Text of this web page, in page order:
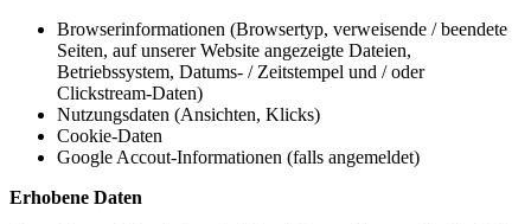
Browserinformationen (Browsertyp, verweisende / beendete
Seiten, auf unserer Website angezeigte Dateien,
Betriebssystem, Datums- / Zeitstempel und / oder
Clickstream-Daten)
Nutzungsdaten (Ansichten, Klicks)
Cookie-Daten
Google Accout-Informationen (falls angemeldet)
Erhobene Daten